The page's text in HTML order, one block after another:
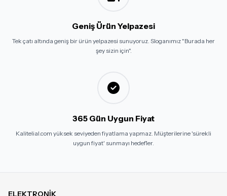
Geniş Ürün Yelpazesi
Tek çatı altında geniş bir ürün yelpazesi sunuyoruz. Sloganımız "Burada her
şey sizin için".
365 Gün Uygun Fiyat
Kalitelial.com yüksek seviyeden fiyatlama yapmaz. Müşterilerine 'sürekli
uygun fiyat' sunmayı hedefler.
ELEKTRONİK